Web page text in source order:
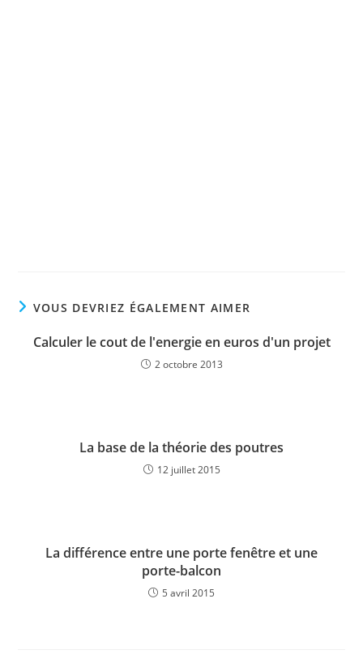
VOUS DEVRIEZ ÉGALEMENT AIMER
Calculer le cout de l'energie en euros d'un projet
2 octobre 2013
La base de la théorie des poutres
12 juillet 2015
La différence entre une porte fenêtre et une
porte-balcon
5 avril 2015